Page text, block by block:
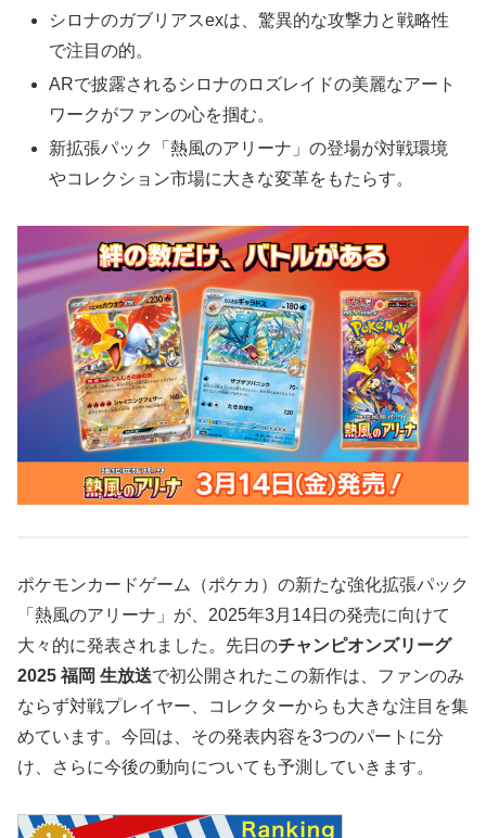
シロナのガブリアスexは、驚異的な攻撃力と戦略性
で注目の的。
ARで披露されるシロナのロズレイドの美麗なアート
ワークがファンの心を掴む。
新拡張パック「熱風のアリーナ」の登場が対戦環境
やコレクション市場に大きな変革をもたらす。
ポケモンカードゲーム（ポケカ）の新たな強化拡張パック
「熱風のアリーナ」が、2025年3月14日の発売に向けて
大々的に発表されました。先日のチャンピオンズリーグ
2025 福岡 生放送で初公開されたこの新作は、ファンのみ
ならず対戦プレイヤー、コレクターからも大きな注目を集
めています。今回は、その発表内容を3つのパートに分
け、さらに今後の動向についても予測していきます。